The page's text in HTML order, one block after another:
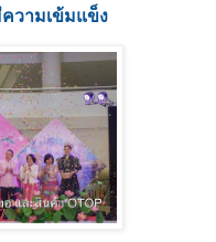
วามเข้มแข็ง